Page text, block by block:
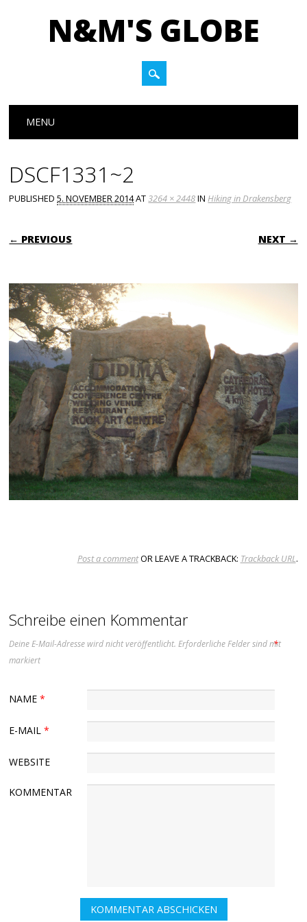
N&M'S GLOBE
Main menu
MENU
DSCF1331~2
PUBLISHED5. NOVEMBER 2014AT3264 × 2448INHiking in Drakensberg
← PREVIOUS NEXT →
Post a commentOR LEAVE A TRACKBACK: Trackback URL.
Schreibe einen Kommentar
Deine E-Mail-Adresse wird nicht veröffentlicht. Erforderliche Felder sind mit
*
markiert
NAME*
E-MAIL*
WEBSITE
KOMMENTAR